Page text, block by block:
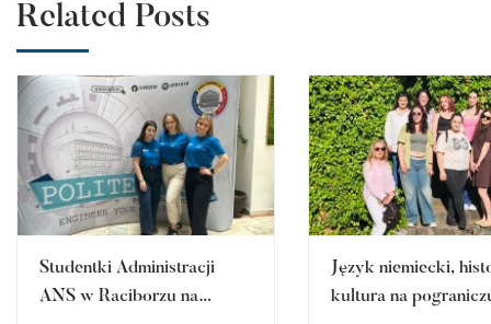
Related Posts
Studentki Administracji
ANS w Raciborzu na
Język niemiecki,
kultura na